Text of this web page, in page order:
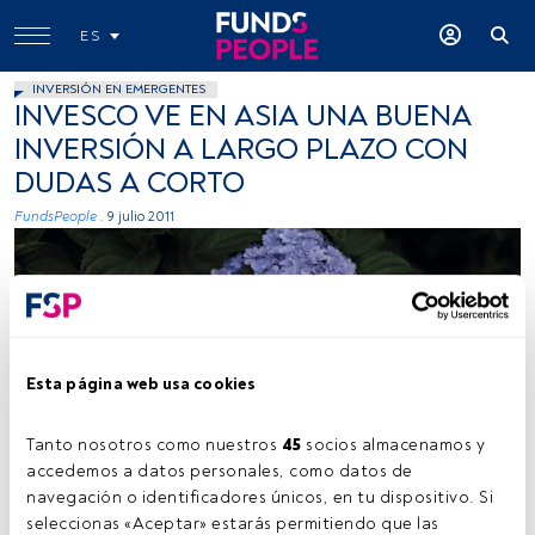
Esta página web usa cookies
Tanto nosotros como nuestros 45 socios almacenamos y
accedemos a datos personales, como datos de
navegación o identificadores únicos, en tu dispositivo. Si
seleccionas «Aceptar» estarás permitiendo que las
ES
INVERSIÓN EN EMERGENTES
INVESCO VE EN ASIA UNA BUENA
INVERSIÓN A LARGO PLAZO CON
DUDAS A CORTO
FundsPeople . 9 julio 2011
Tiempo lectura: 1 min.